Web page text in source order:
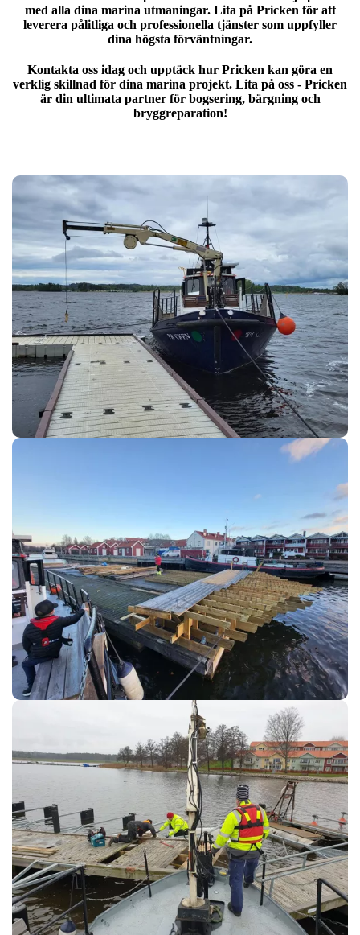
med alla dina marina utmaningar. Lita på Pricken för att
leverera pålitliga och professionella tjänster som uppfyller
dina högsta förväntningar.
Kontakta oss idag och upptäck hur Pricken kan göra en
verklig skillnad för dina marina projekt. Lita på oss - Pricken
är din ultimata partner för bogsering, bärgning och
bryggreparation!